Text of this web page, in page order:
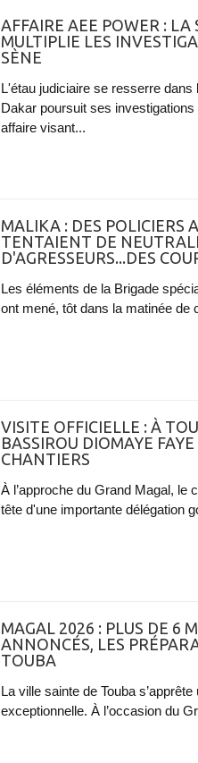
AFFAIRE AEE POWER : LA
MULTIPLIE LES
SÈNE
L'étau judiciaire se resserre
Dakar poursuit ses
affaire visant...
MALIKA : DES POLICIERS
TENTAIENT DE
D'AGRESSEURS...DES
Les éléments de la Brigade
ont mené, tôt dans la matinée de
VISITE OFFICIELLE : À
BASSIROU DIOMAYE
CHANTIERS
À l’approche du Grand Magal, le
tête d'une importante délégation
MAGAL 2026 : PLUS DE 6
ANNONCÉS, LES
TOUBA
La ville sainte de Touba
exceptionnelle. À l’occasion du